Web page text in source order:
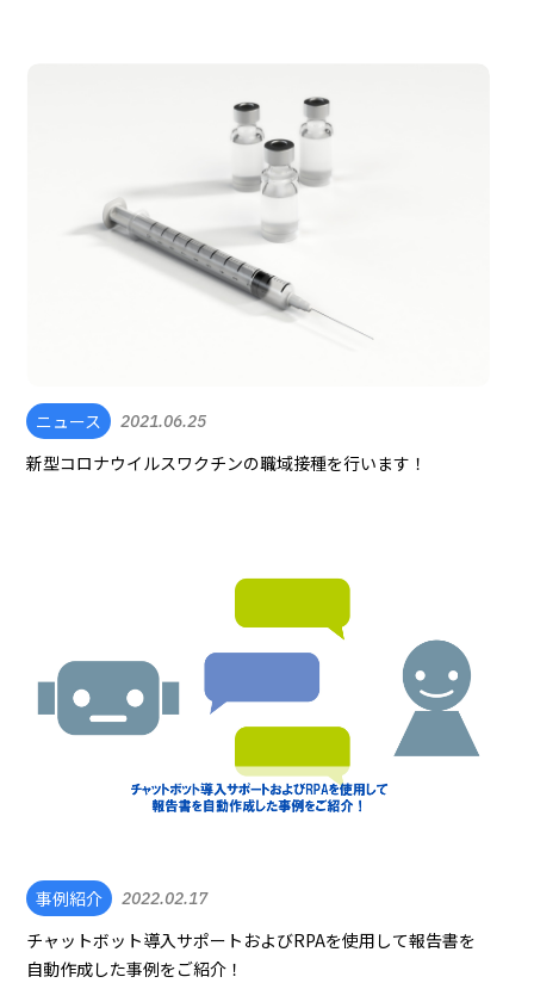
ニュース 2021.06.25
新型コロナウイルスワクチンの職域接種を行います！
事例紹介 2022.02.17
チャットボット導入サポートおよびRPAを使用して報告書を
自動作成した事例をご紹介！